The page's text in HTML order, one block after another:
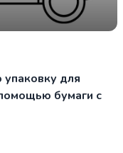
упаковку для
бумаги с